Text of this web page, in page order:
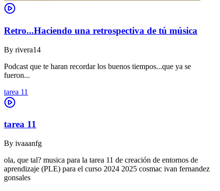
Retro...Haciendo una retrospectiva de tú música
By rivera14
Podcast que te haran recordar los buenos tiempos...que ya se
fueron...
tarea 11
tarea 11
By ivaaanfg
ola, que tal? musica para la tarea 11 de creación de entornos de
aprendizaje (PLE) para el curso 2024 2025 cosmac ivan fernandez
gonsales